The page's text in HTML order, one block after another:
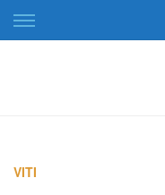
Skip
to
VITI